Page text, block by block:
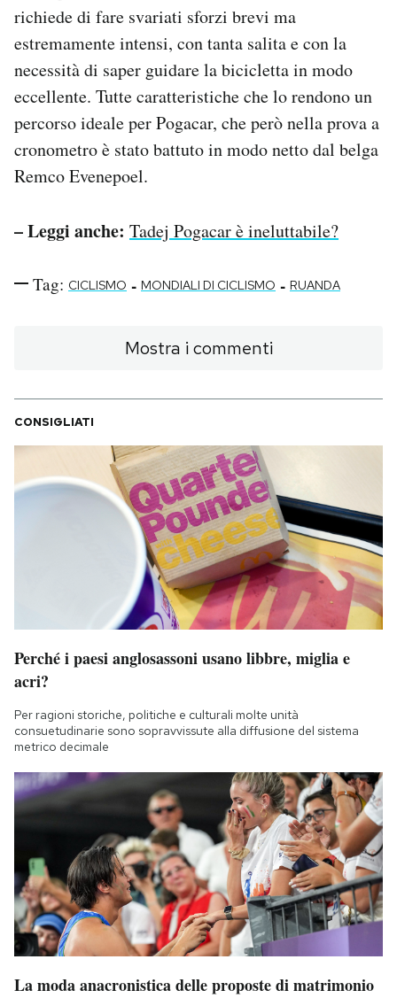
richiede di fare svariati sforzi brevi ma
estremamente intensi, con tanta salita e con la
necessità di saper guidare la bicicletta in modo
eccellente. Tutte caratteristiche che lo rendono un
percorso ideale per Pogacar, che però nella prova a
cronometro è stato battuto in modo netto dal belga
Remco Evenepoel.
– Leggi anche: Tadej Pogacar è ineluttabile?
Tag: CICLISMO - MONDIALI DI CICLISMO - RUANDA
Mostra i commenti
CONSIGLIATI
Perché i paesi anglosassoni usano libbre, miglia e
acri?
Per ragioni storiche, politiche e culturali molte unità
consuetudinarie sono sopravvissute alla diffusione del sistema
metrico decimale
La moda anacronistica delle proposte di matrimonio